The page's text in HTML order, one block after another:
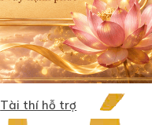
Tài thí hỗ trợ